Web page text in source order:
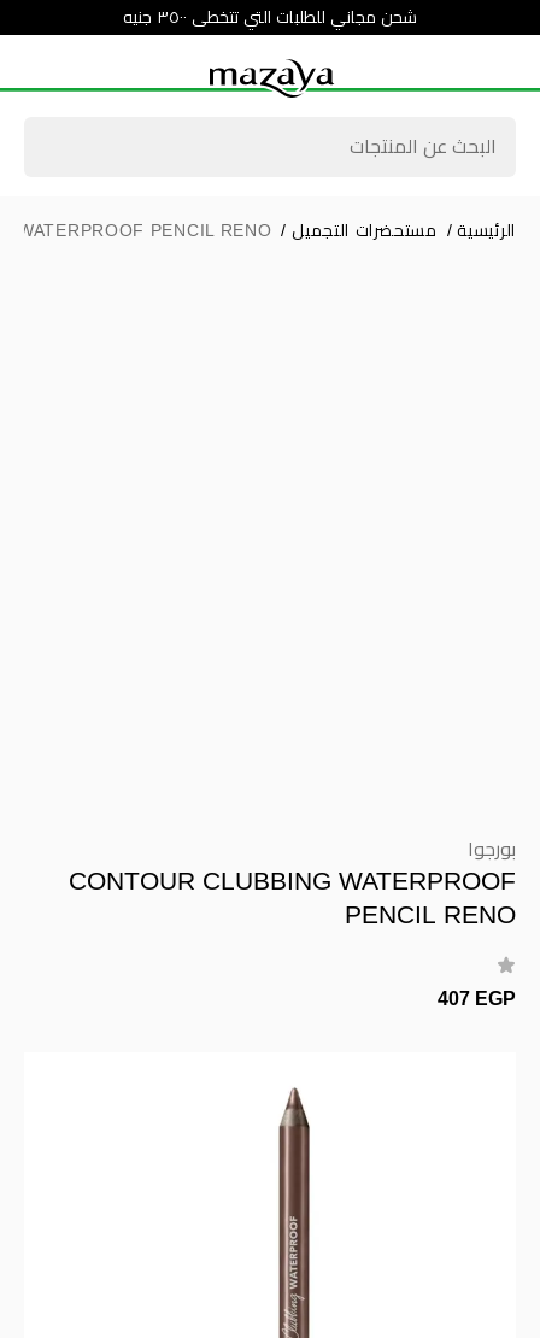
شحن مجاني للطلبات التي تتخطى ٣٥٠٠ جنيه
الرئيسية / مستحضرات التجميل /
WATERPROOF PENCIL RENO
بورجوا
CONTOUR CLUBBING WATERPROOF
PENCIL RENO
407 EGP